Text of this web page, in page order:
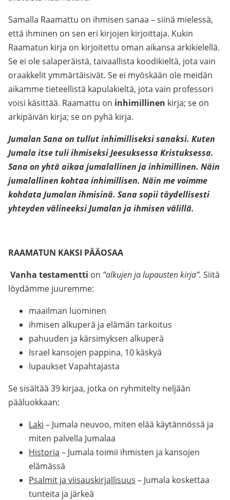
Samalla Raamattu on ihmisen sanaa – siinä mielessä,
että ihminen on sen eri kirjojen kirjoittaja. Kukin
Raamatun kirja on kirjoitettu oman aikansa arkikielellä.
Se ei ole salaperäistä, taivaallista koodikieltä, jota vain
oraakkelit ymmärtäisivät. Se ei myöskään ole meidän
aikamme tieteellistä kapulakieltä, jota vain professori
voisi käsittää. Raamattu on inhimillinen kirja; se on
arkipäivän kirja; se on pyhä kirja.
Jumalan Sana on tullut inhimilliseksi sanaksi. Kuten
Jumala itse tuli ihmiseksi Jeesuksessa Kristuksessa.
Sana on yhtä aikaa jumalallinen ja inhimillinen. Näin
jumalallinen kohtaa inhimillisen. Näin me voimme
kohdata Jumalan ihmisinä. Sana sopii täydellisesti
yhteyden välineeksi Jumalan ja ihmisen välillä.
RAAMATUN KAKSI PÄÄOSAA
Vanha testamentti on ”alkujen ja lupausten kirja”. Siitä
löydämme juuremme:
maailman luominen
ihmisen alkuperä ja elämän tarkoitus
pahuuden ja kärsimyksen alkuperä
Israel kansojen pappina, 10 käskyä
lupaukset Vapahtajasta
Se sisältää 39 kirjaa, jotka on ryhmitelty neljään
pääluokkaan:
Laki – Jumala neuvoo, miten elää käytännössä ja
miten palvella Jumalaa
Historia – Jumala toimii ihmisten ja kansojen
elämässä
Psalmit ja viisauskirjallisuus – Jumala koskettaa
tunteita ja järkeä